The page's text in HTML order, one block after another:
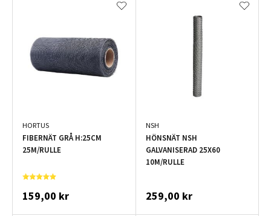
HORTUS
FIBERNÄT GRÅ H:25CM
25M/RULLE
159,00 kr
NSH
HÖNSNÄT NSH
GALVANISERAD 25X60
10M/RULLE
259,00 kr